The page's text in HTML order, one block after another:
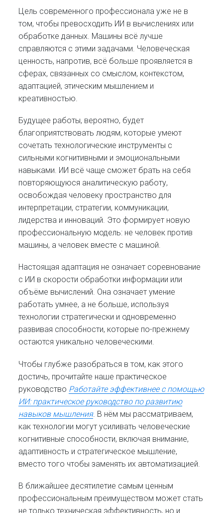
Цель современного профессионала уже не в
том, чтобы превосходить ИИ в вычислениях или
обработке данных. Машины всё лучше
справляются с этими задачами. Человеческая
ценность, напротив, всё больше проявляется в
сферах, связанных со смыслом, контекстом,
адаптацией, этическим мышлением и
креативностью.
Будущее работы, вероятно, будет
благоприятствовать людям, которые умеют
сочетать технологические инструменты с
сильными когнитивными и эмоциональными
навыками. ИИ всё чаще сможет брать на себя
повторяющуюся аналитическую работу,
освобождая человеку пространство для
интерпретации, стратегии, коммуникации,
лидерства и инноваций. Это формирует новую
профессиональную модель: не человек против
машины, а человек вместе с машиной.
Настоящая адаптация не означает соревнование
с ИИ в скорости обработки информации или
объёме вычислений. Она означает умение
работать умнее, а не больше, используя
технологии стратегически и одновременно
развивая способности, которые по-прежнему
остаются уникально человеческими.
Чтобы глубже разобраться в том, как этого
достичь, прочитайте наше практическое
руководство Работайте эффективнее с помощью
ИИ: практическое руководство по развитию
навыков мышления. В нём мы рассматриваем,
как технологии могут усиливать человеческие
когнитивные способности, включая внимание,
адаптивность и стратегическое мышление,
вместо того чтобы заменять их автоматизацией.
В ближайшее десятилетие самым ценным
профессиональным преимуществом может стать
не только техническая эффективность, но и